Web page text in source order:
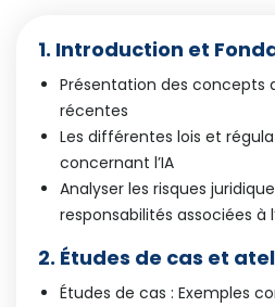
1. Introduction et
Présentation des concepts
récentes​
Les différentes lois et
concernant l’IA​
Analyser les risques
responsabilités associées à
2. Études de cas et
Études de cas : Exemples